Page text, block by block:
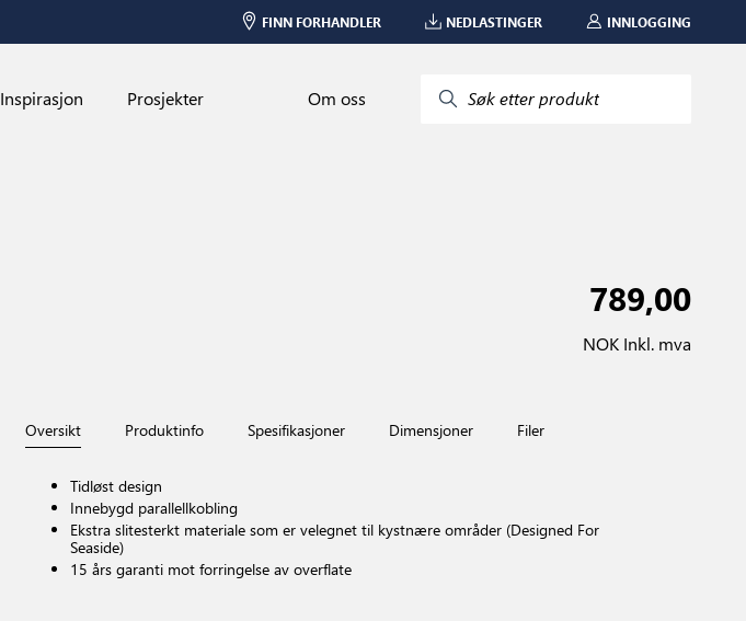
FINN FORHANDLER NEDLASTINGER INNLOGGING
Inspirasjon Prosjekter Om oss Søk etter produkt
789,00
NOK Inkl. mva
Oversikt Produktinfo Spesifikasjoner Dimensjoner Filer
Tidløst design
Innebygd parallellkobling
Ekstra slitesterkt materiale som er velegnet til kystnære områder (Designed For
Seaside)
15 års garanti mot forringelse av overflate